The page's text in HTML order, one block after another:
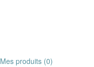
Mes produits (0)